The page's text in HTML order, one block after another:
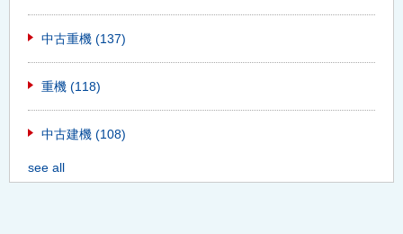
中古重機 (137)
重機 (118)
中古建機 (108)
see all